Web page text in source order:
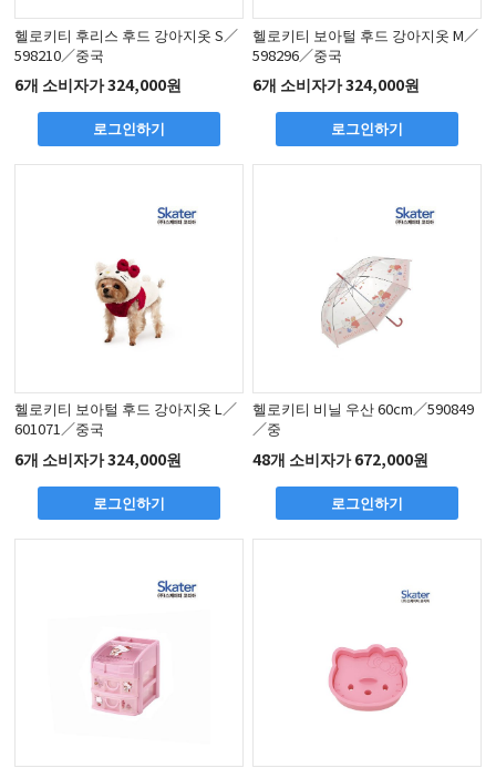
헬로키티 후리스 후드 강아지옷 S／
598210／중국
6개 소비자가 324,000원
로그인하기
헬로키티 보아털 후드 강아지옷 M／
598296／중국
6개 소비자가 324,000원
로그인하기
헬로키티 보아털 후드 강아지옷 L／
601071／중국
6개 소비자가 324,000원
로그인하기
헬로키티 비닐 우산 60cm／590849
／중
48개 소비자가 672,000원
로그인하기